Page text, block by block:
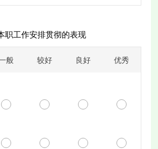
职工作安排贯彻的表现
般 较好 良好 优秀